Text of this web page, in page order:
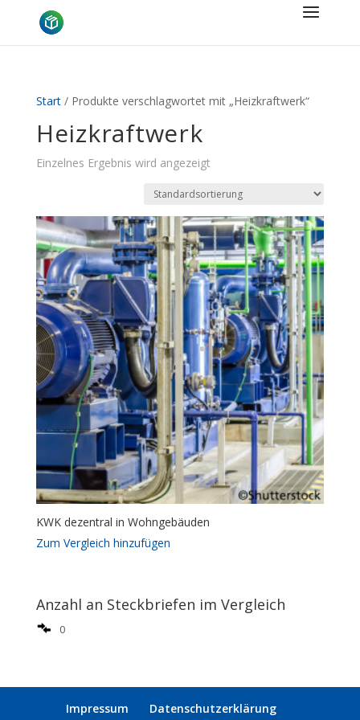
Start/ Produkte verschlagwortet mit „Heizkraftwerk“
Heizkraftwerk
Einzelnes Ergebnis wird angezeigt
KWK dezentral in Wohngebäuden
Zum Vergleich hinzufügen
Anzahl an Steckbriefen im Vergleich
0
Impressum
Datenschutzerklärung